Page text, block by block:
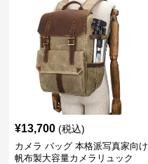
¥13,700 (税込)
カメラ バッグ 本格派写真家向け
帆布製大容量カメラリュック